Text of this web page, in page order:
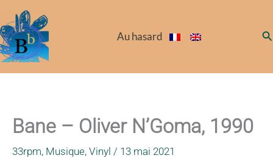
au
contenu
Au hasard
Bane – Oliver N’Goma, 1990
33rpm, Musique, Vinyl / 13 mai 2021